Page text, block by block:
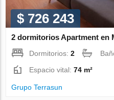
$ 726 243
2 dormitorios Apartment en
Dormitorios:2
Espacio vital:74 m²
Grupo Terrasun